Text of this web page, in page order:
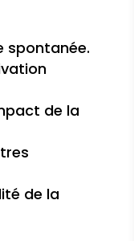
spontanée.
de la
de la